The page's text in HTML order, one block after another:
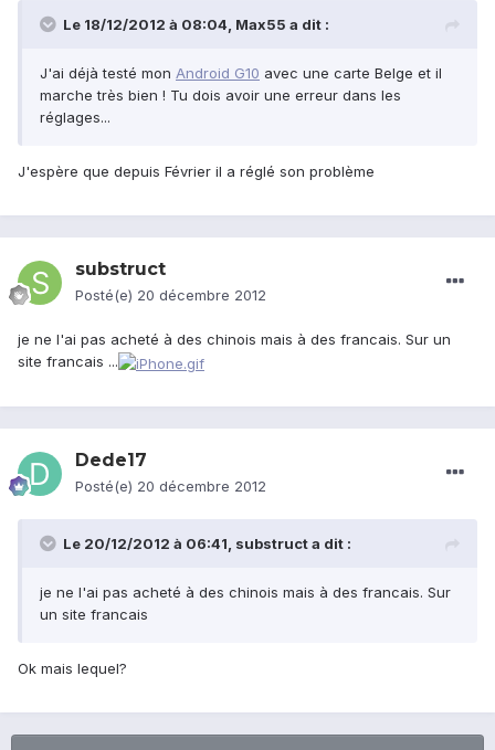
Le 18/12/2012 à 08:04, Max55 a dit :
J'ai déjà testé mon Android G10 avec une carte Belge et il
marche très bien ! Tu dois avoir une erreur dans les
réglages...
J'espère que depuis Février il a réglé son problème
substruct
Posté(e) 20 décembre 2012
je ne l'ai pas acheté à des chinois mais à des francais. Sur un
site francais ...
Dede17
Posté(e) 20 décembre 2012
Le 20/12/2012 à 06:41, substruct a dit :
je ne l'ai pas acheté à des chinois mais à des francais. Sur
un site francais
Ok mais lequel?